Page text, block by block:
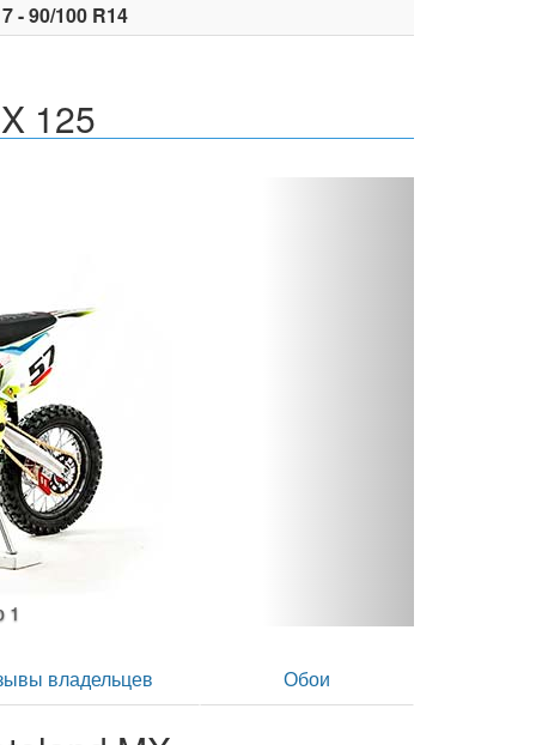
- 90/100 R14
125
фото 2
владельцев Обои